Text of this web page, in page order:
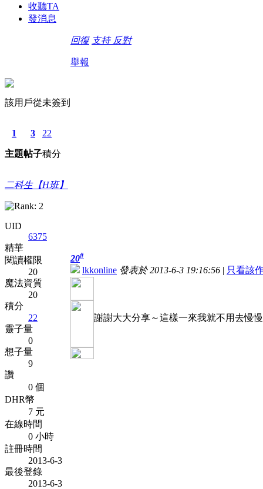
收聽TA
發消息
回復 支持 反對
舉報
該用戶從未簽到
1
主題
3
帖子
22
積分
二科生【H班】
UID
6375
精華
閱讀權限
20
魔法資質
20
積分
22
靈子量
0
想子量
9
讚
0 個
DHR幣
7 元
在線時間
0 小時
註冊時間
2013-6-3
最後登錄
2013-6-3
20#
lkkonline 發表於 2013-6-3 19:16:56 | 只看該
謝謝大大分享～這樣一來我就不用去慢